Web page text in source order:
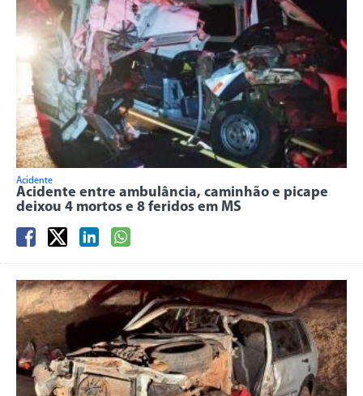
Acidente
Acidente entre ambulância, caminhão e picape
deixou 4 mortos e 8 feridos em MS